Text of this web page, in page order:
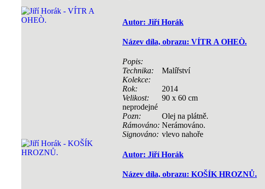
Autor: Jiří Horák
Název díla, obrazu: VÍTR A OHEÒ.
Popis:
Technika:
Malířství
Kolekce:
Rok:
2014
Velikost:
90 x 60 cm
neprodejné
Pozn:
Olej na plátně.
Rámováno: Nerámováno.
Signováno: vlevo nahoře
Autor: Jiří Horák
Název díla, obrazu: KOŠÍK HROZNŮ.